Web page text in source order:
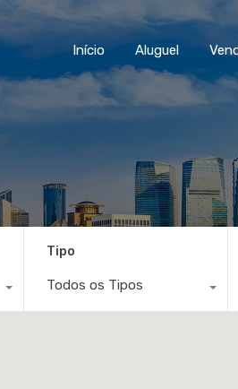
Início Aluguel
Tipo
Todos os Tipos